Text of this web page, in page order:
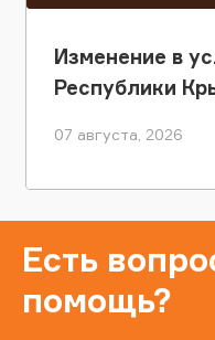
Изменение в
Республики
07 августа, 2026
Есть
помощь?